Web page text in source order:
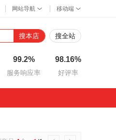
搜本店 搜全站
99.2%
服务响应率
98.16%
好评率